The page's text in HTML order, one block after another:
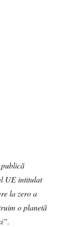
UE intitulat
la zero a
o planetă